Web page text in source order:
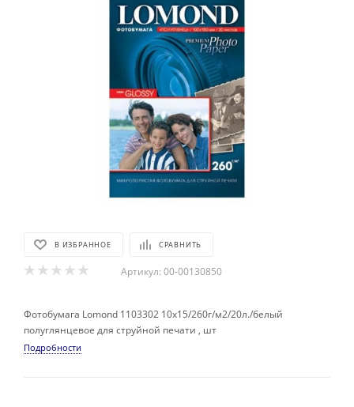
В ИЗБРАННОЕ СРАВНИТЬ
Артикул: 00-00130850
Фотобумага Lomond 1103302 10x15/260г/м2/20л./белый
полуглянцевое для струйной печати , шт
Подробности